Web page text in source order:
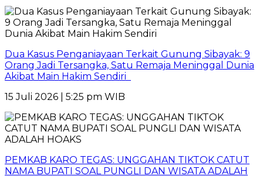
Dua Kasus Penganiayaan Terkait Gunung Sibayak: 9
Orang Jadi Tersangka, Satu Remaja Meninggal Dunia
Akibat Main Hakim Sendiri
15 Juli 2026 | 5:25 pm WIB
PEMKAB KARO TEGAS: UNGGAHAN TIKTOK CATUT
NAMA BUPATI SOAL PUNGLI DAN WISATA ADALAH